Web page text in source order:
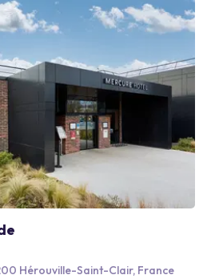
Hérouville-Saint-Clair, France